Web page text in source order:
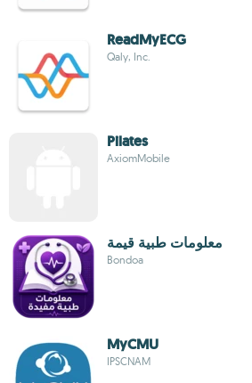
ReadMyECG
Qaly, Inc.
Pilates
AxiomMobile
معلومات طبية قيمة
Bondoa
MyCMU
IPSCNAM